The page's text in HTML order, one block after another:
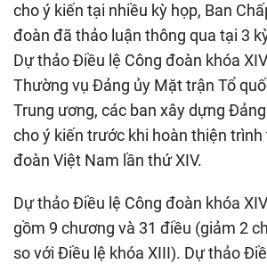
cho ý kiến tại nhiều kỳ họp, Ban
đoàn đã thảo luận thông qua tại 3
Dự thảo Điều lệ Công đoàn khóa
Thường vụ Đảng ủy Mặt trận Tổ
Trung ương, các ban xây dựng
cho ý kiến trước khi hoàn thiện
đoàn Việt Nam lần thứ XIV.
Dự thảo Điều lệ Công đoàn khóa
gồm 9 chương và 31 điều (giảm 2
so với Điều lệ khóa XIII). Dự thảo